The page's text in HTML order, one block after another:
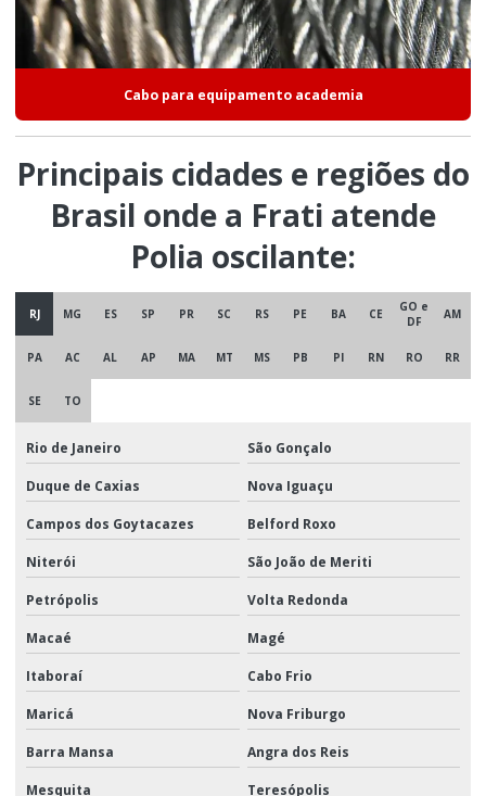
Cabo para equipamento academia
Principais cidades e regiões do
Brasil onde a Frati atende
Polia oscilante:
RJ MG ES SP PR SC RS PE BA CE
GO e
DF
AM
PA AC AL AP MA MT MS PB PI RN RO RR
SE TO
Rio de Janeiro São Gonçalo
Duque de Caxias Nova Iguaçu
Campos dos Goytacazes Belford Roxo
Niterói São João de Meriti
Petrópolis Volta Redonda
Macaé Magé
Itaboraí Cabo Frio
Maricá Nova Friburgo
Barra Mansa Angra dos Reis
Mesquita Teresópolis